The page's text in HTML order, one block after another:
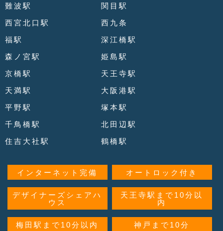
難波駅
関目駅
西宮北口駅
西九条
福駅
深江橋駅
森ノ宮駅
姫島駅
京橋駅
天王寺駅
天満駅
大阪港駅
平野駅
塚本駅
千鳥橋駅
北田辺駅
住吉大社駅
鶴橋駅
インターネット完備 オートロック付き
デザイナーズシェアハ
ウス
天王寺駅まで10分以
内
梅田駅まで10分以内 神戸まで10分